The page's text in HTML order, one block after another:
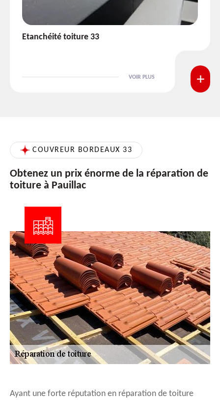
Etanchéité toiture 33
VOIR PLUS
COUVREUR BORDEAUX 33
Obtenez un prix énorme de la réparation de
toiture à Pauillac
Ayant une forte réputation en réparation de toiture